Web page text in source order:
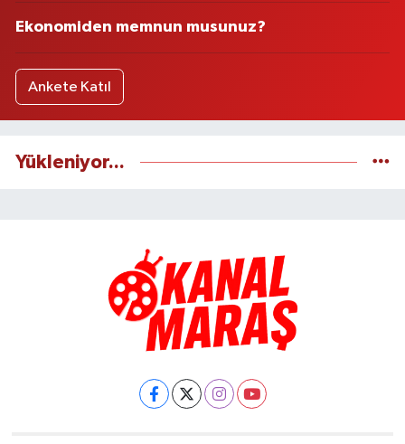
Ekonomiden memnun musunuz?
Ankete Katıl
Yükleniyor...